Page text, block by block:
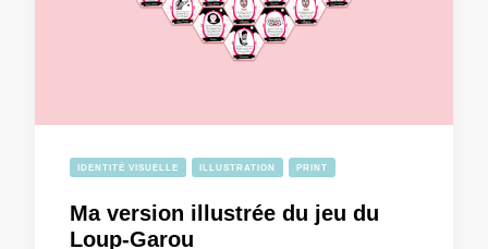
IDENTITÉ VISUELLE ILLUSTRATION PRINT
Ma version illustrée du jeu du
Loup-Garou